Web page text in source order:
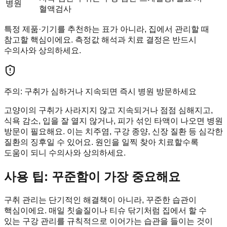
병원
혈액검사
특정 제품·기기를 추천하는 표가 아니라, 집에서 관리할 때
참고할 핵심이에요. 측정값 해석과 치료 결정은 반드시
수의사와 상의하세요.
주의: 구취가 심하거나 지속되면 즉시 병원 방문하세요
고양이의 구취가 사라지지 않고 지속되거나 점점 심해지고,
식욕 감소, 입을 잘 열지 않거나, 피가 섞인 타액이 나오면 병원
방문이 필요해요. 이는 치주염, 구강 종양, 신장 질환 등 심각한
질환의 징후일 수 있어요. 원인을 일찍 찾아 치료할수록
도움이 되니 수의사와 상의하세요.
사용 팁: 꾸준함이 가장 중요해요
구취 관리는 단기적인 해결책이 아니라, 꾸준한 습관이
핵심이에요. 매일 칫솔질이나 티슈 닦기처럼 집에서 할 수
있는 구강 관리를 규칙적으로 이어가는 습관을 들이는 것이